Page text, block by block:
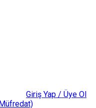
Giriş Yap / Üye Ol